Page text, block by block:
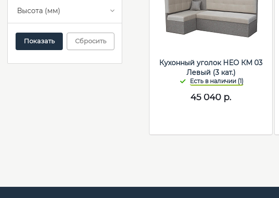
Кухонный уголок НЕО КМ 03
Левый (3 кат.)
45 040 р.
Высота (мм)
Сбросить